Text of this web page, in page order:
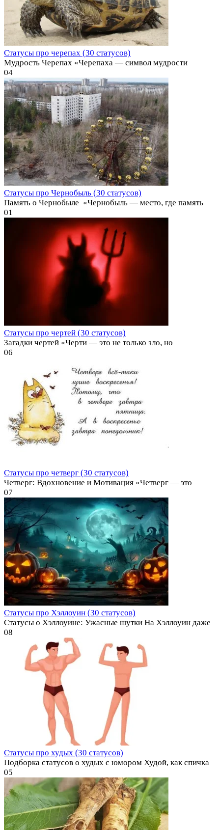
Статусы про черепах (30 статусов)
Мудрость Черепах «Черепаха — символ мудрости
04
Статусы про Чернобыль (30 статусов)
Память о Чернобыле ️ «Чернобыль — место, где память
01
Статусы про чертей (30 статусов)
Загадки чертей «Черти — это не только зло, но
06
Статусы про четверг (30 статусов)
Четверг: Вдохновение и Мотивация «Четверг — это
07
Статусы про Хэллоуин (30 статусов)
Статусы о Хэллоуине: Ужасные шутки На Хэллоуин даже
08
Статусы про худых (30 статусов)
Подборка статусов о худых с юмором Худой, как спичка
05